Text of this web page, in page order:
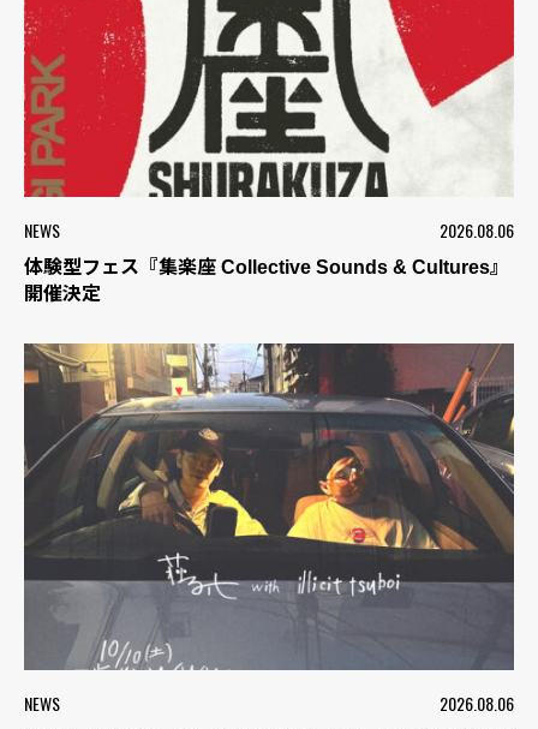
NEWS 2026.08.06
体験型フェス『集楽座 Collective Sounds & Cultures』
開催決定
NEWS 2026.08.06